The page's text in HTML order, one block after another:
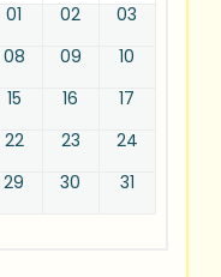
01
02
03
08 09
10
15 16
17
22 23
24
29 30 31